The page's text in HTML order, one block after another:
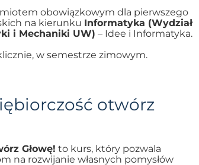
obowiązkowym dla pierwszego
na kierunku Informatyka (Wydział
i Mechaniki UW) – Idee i Informatyka.
w semestrze zimowym.
otwórz
Głowę! to kurs, który pozwala
na rozwijanie własnych pomysłów